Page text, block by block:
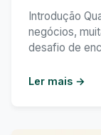
Introdução
negócios,
desafio de
consórcio,
Ler mais →